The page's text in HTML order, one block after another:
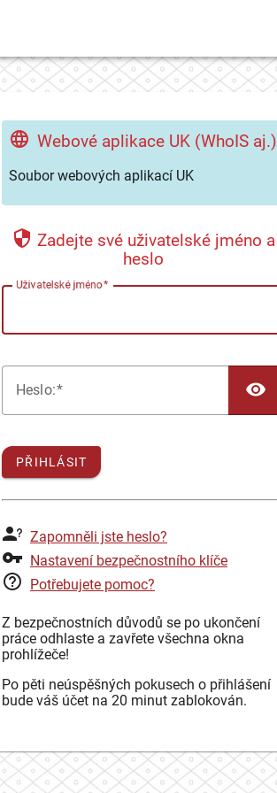
Webové aplikace UK (WhoIS aj.)
Soubor webových aplikací UK
Zadejte své uživatelské jméno a
heslo
Uživatelské jméno
Heslo:
PŘIHLÁSIT
Zapomněli jste heslo?
Nastavení bezpečnostního klíče
Potřebujete pomoc?
Z bezpečnostních důvodů se po ukončení
práce odhlaste a zavřete všechna okna
prohlížeče!
Po pěti neúspěšných pokusech o přihlášení
bude váš účet na 20 minut zablokován.